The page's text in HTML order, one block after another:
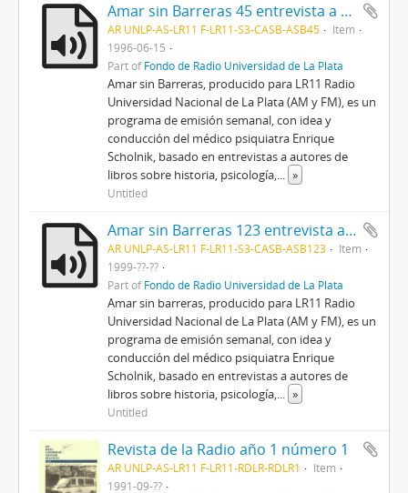
Amar sin Barreras 45 entrevista a Andrés Rivera
AR UNLP-AS-LR11 F-LR11-S3-CASB-ASB45
Item
1996-06-15
Part ofFondo de Radio Universidad de La Plata
Amar sin Barreras, producido para LR11 Radio
Universidad Nacional de La Plata (AM y FM), es un
programa de emisión semanal, con idea y
conducción del médico psiquiatra Enrique
Scholnik, basado en entrevistas a autores de
libros sobre historia, psicología,... »
Untitled
Amar sin Barreras 123 entrevista a Martín Kohan y Silvia Arazi
AR UNLP-AS-LR11 F-LR11-S3-CASB-ASB123
Item
1999-??-??
Part ofFondo de Radio Universidad de La Plata
Amar sin barreras, producido para LR11 Radio
Universidad Nacional de La Plata (AM y FM), es un
programa de emisión semanal, con idea y
conducción del médico psiquiatra Enrique
Scholnik, basado en entrevistas a autores de
libros sobre historia, psicología,... »
Untitled
Revista de la Radio año 1 número 1
AR UNLP-AS-LR11 F-LR11-RDLR-RDLR1
Item
1991-09-??